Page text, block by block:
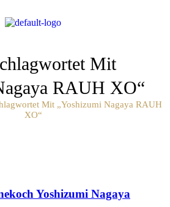
Mit
RAUH XO“
Mit „Yoshizumi Nagaya RAUH
XO“
Yoshizumi Nagaya